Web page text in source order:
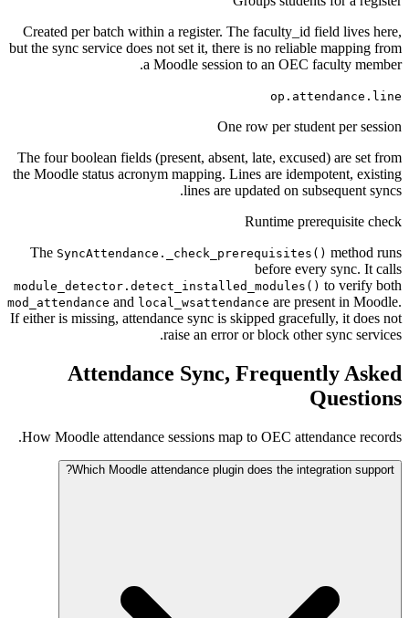
Created per batch within a register. The faculty_id field
but the sync service does not set it, there is no reliable
a Moodle session to an OEC faculty
One row per student
The four boolean fields (present, absent, late, excused)
the Moodle status acronym mapping. Lines are
lines are updated on
Runtime
TheSyncAttendance._check_prerequisites()
before every
module_detector.detect_installed_modules()to
mod_attendanceand local_wsattendanceare present
If either is missing, attendance sync is skipped gracefully,
raise an error or block other
Attendance Sync, Frequently
How Moodle attendance sessions map to OEC
Which Moodle attendance plugin does the integration